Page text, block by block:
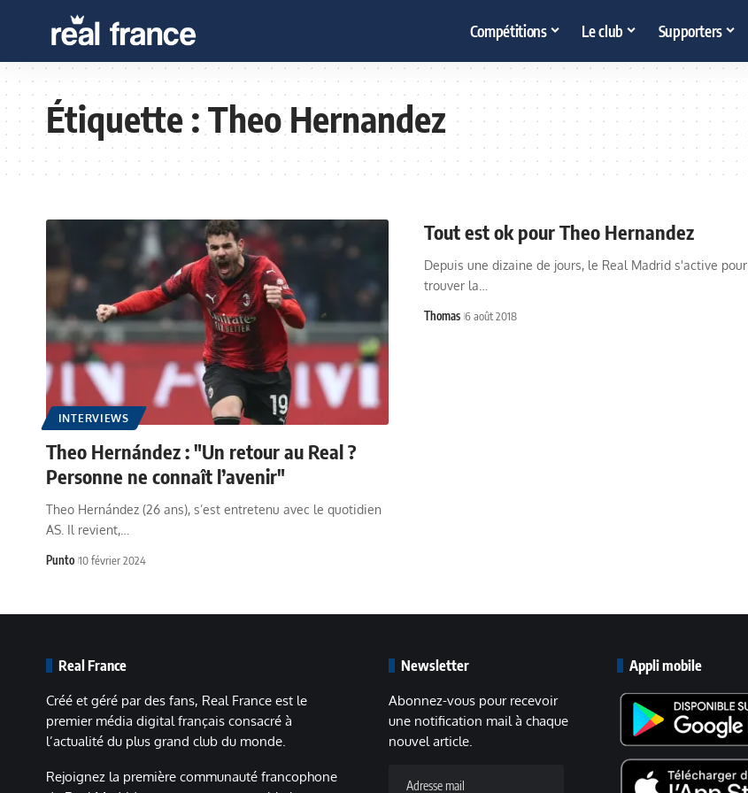
Compétitions Le club Supporters
Étiquette :Theo Hernandez
INTERVIEWS
Theo Hernández : "Un retour au Real ?
Personne ne connaît l’avenir"
Theo Hernández (26 ans), s’est entretenu avec le quotidien
AS. Il revient,…
Punto 10 février 2024
Tout est ok pour Theo Hernandez
Depuis une dizaine de jours, le Real Madrid s'active pour
trouver la…
Thomas 6 août 2018
Real France
Créé et géré par des fans, Real France est le
premier média digital français consacré à
l’actualité du plus grand club du monde.
Rejoignez la première communauté francophone
Newsletter
Abonnez-vous pour recevoir
une notification mail à chaque
nouvel article.
mail
Appli mobile